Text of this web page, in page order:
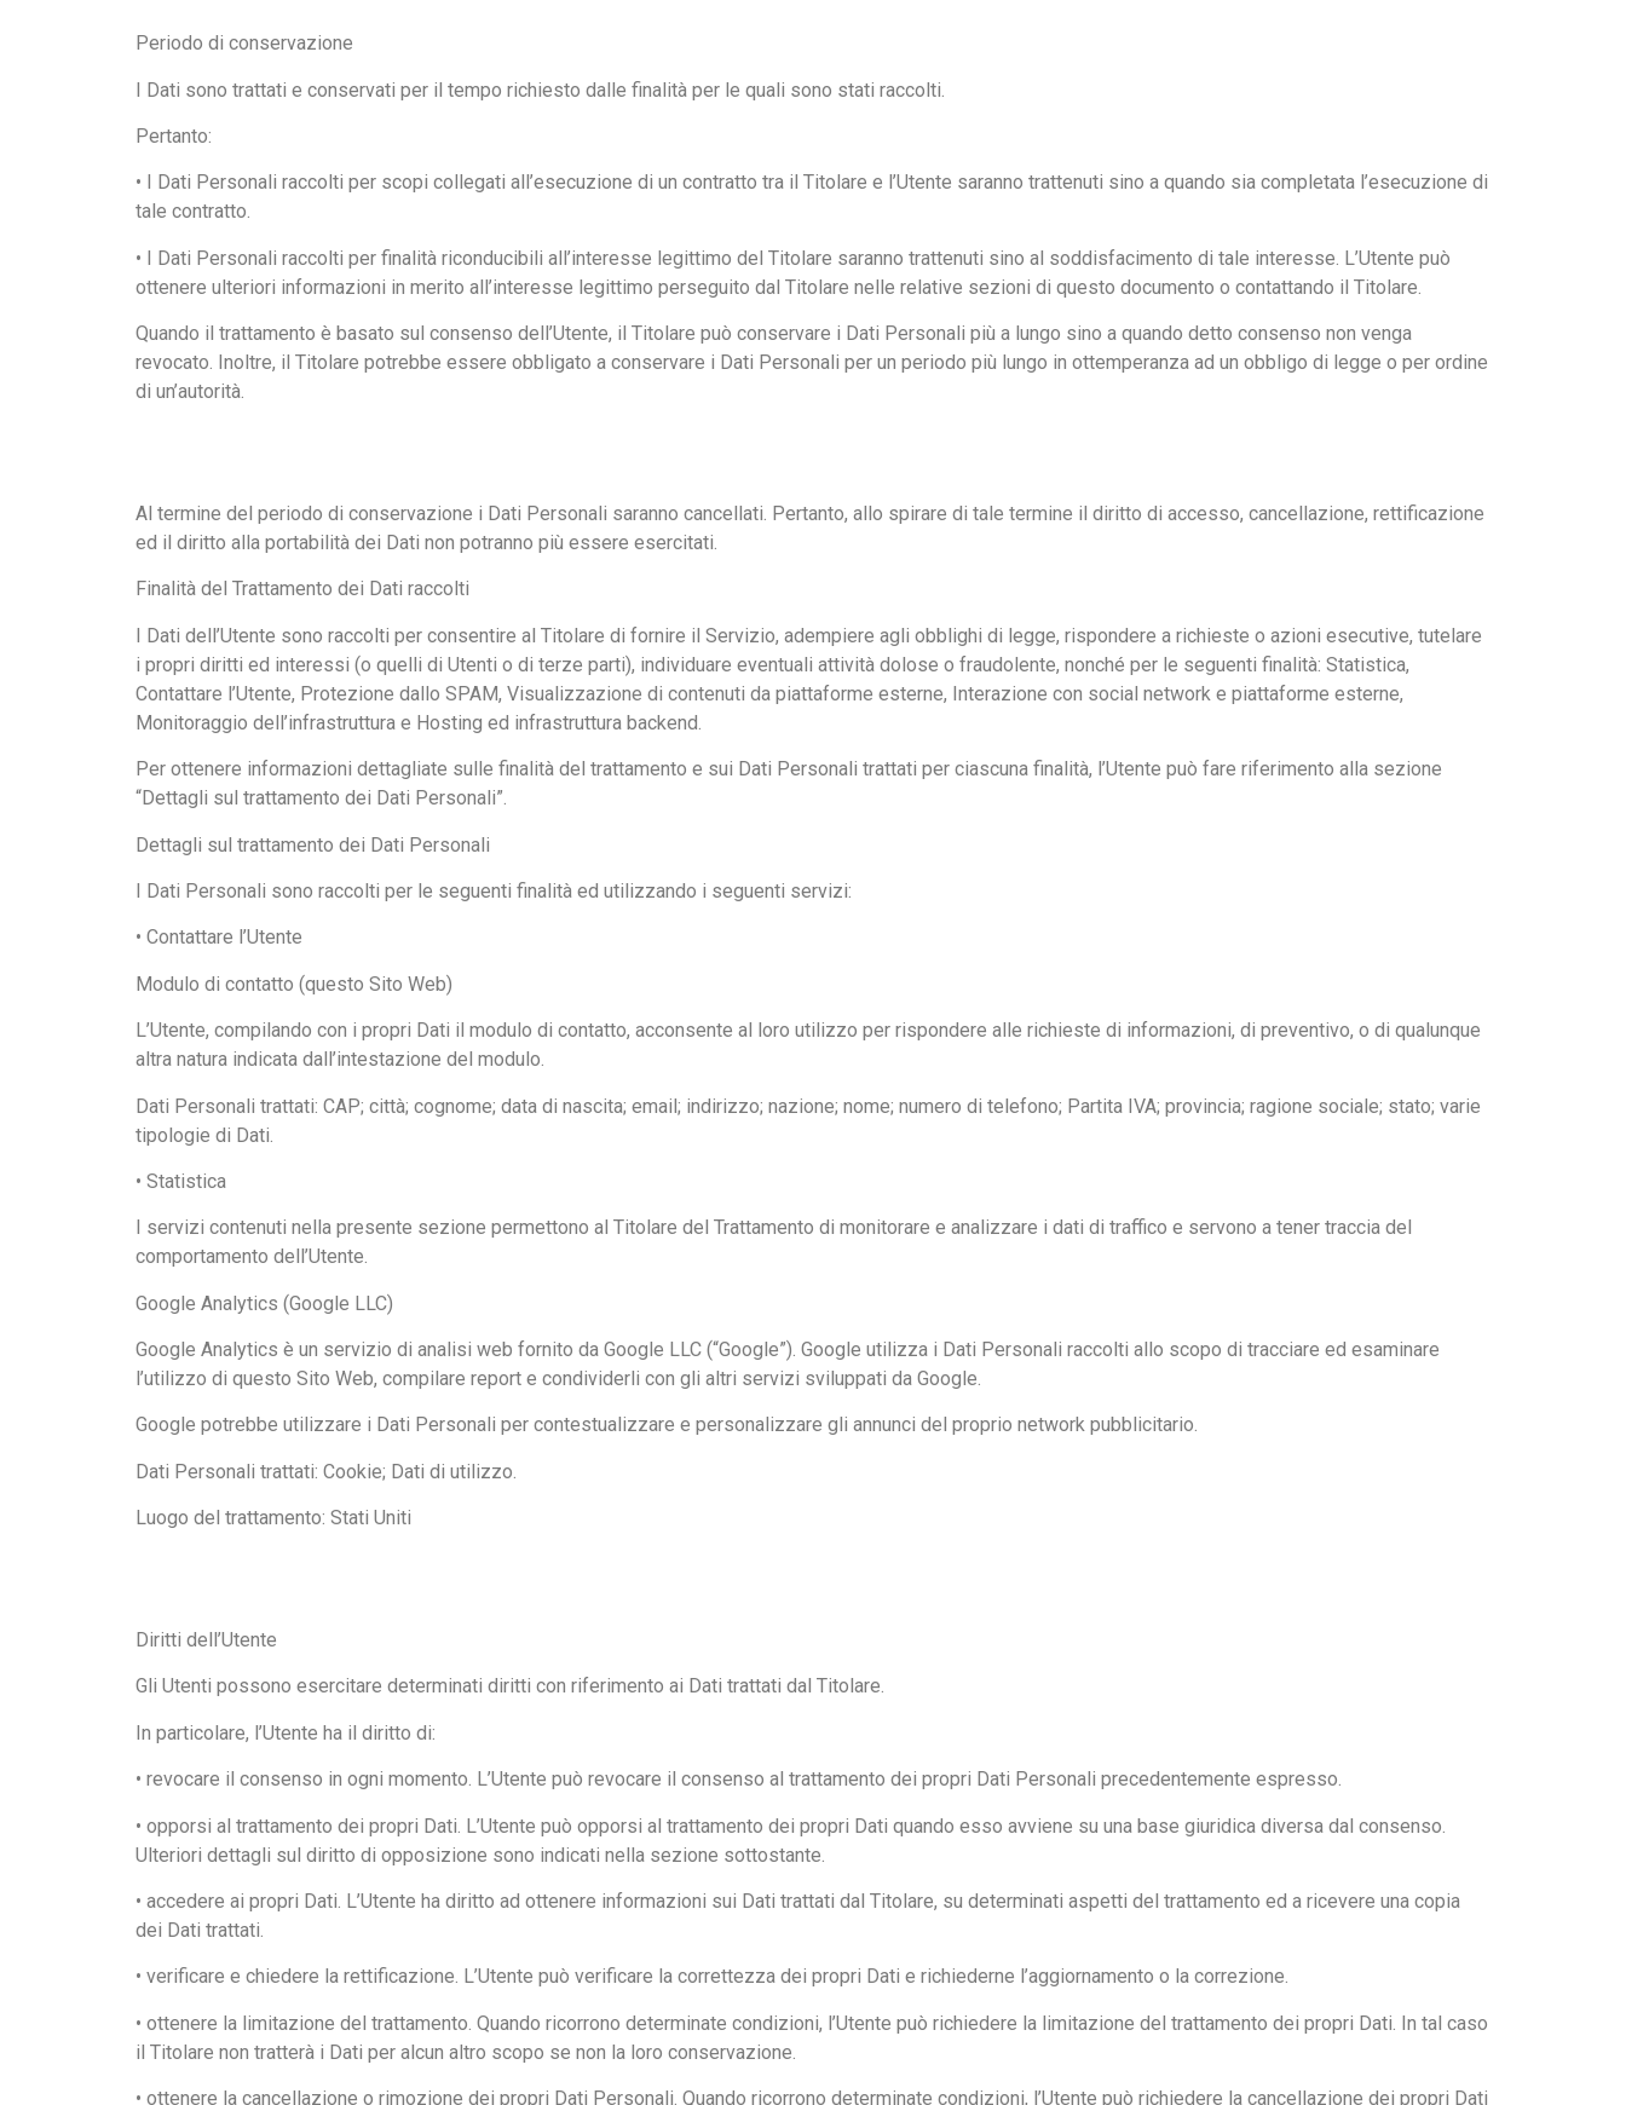
Periodo di conservazione
I Dati sono trattati e conservati per il tempo richiesto dalle finalità per le quali sono stati raccolti.
Pertanto:
• I Dati Personali raccolti per scopi collegati all’esecuzione di un contratto tra il Titolare e l’Utente saranno trattenuti sino a quando sia completata l’esecuzione di
tale contratto.
• I Dati Personali raccolti per finalità riconducibili all’interesse legittimo del Titolare saranno trattenuti sino al soddisfacimento di tale interesse. L’Utente può
ottenere ulteriori informazioni in merito all’interesse legittimo perseguito dal Titolare nelle relative sezioni di questo documento o contattando il Titolare.
Quando il trattamento è basato sul consenso dell’Utente, il Titolare può conservare i Dati Personali più a lungo sino a quando detto consenso non venga
revocato. Inoltre, il Titolare potrebbe essere obbligato a conservare i Dati Personali per un periodo più lungo in ottemperanza ad un obbligo di legge o per ordine
di un’autorità.
Al termine del periodo di conservazione i Dati Personali saranno cancellati. Pertanto, allo spirare di tale termine il diritto di accesso, cancellazione, rettificazione
ed il diritto alla portabilità dei Dati non potranno più essere esercitati.
Finalità del Trattamento dei Dati raccolti
I Dati dell’Utente sono raccolti per consentire al Titolare di fornire il Servizio, adempiere agli obblighi di legge, rispondere a richieste o azioni esecutive, tutelare
i propri diritti ed interessi (o quelli di Utenti o di terze parti), individuare eventuali attività dolose o fraudolente, nonché per le seguenti finalità: Statistica,
Contattare l’Utente, Protezione dallo SPAM, Visualizzazione di contenuti da piattaforme esterne, Interazione con social network e piattaforme esterne,
Monitoraggio dell’infrastruttura e Hosting ed infrastruttura backend.
Per ottenere informazioni dettagliate sulle finalità del trattamento e sui Dati Personali trattati per ciascuna finalità, l’Utente può fare riferimento alla sezione
“Dettagli sul trattamento dei Dati Personali”.
Dettagli sul trattamento dei Dati Personali
I Dati Personali sono raccolti per le seguenti finalità ed utilizzando i seguenti servizi:
• Contattare l’Utente
Modulo di contatto (questo Sito Web)
L’Utente, compilando con i propri Dati il modulo di contatto, acconsente al loro utilizzo per rispondere alle richieste di informazioni, di preventivo, o di qualunque
altra natura indicata dall’intestazione del modulo.
Dati Personali trattati: CAP; città; cognome; data di nascita; email; indirizzo; nazione; nome; numero di telefono; Partita IVA; provincia; ragione sociale; stato; varie
tipologie di Dati.
• Statistica
I servizi contenuti nella presente sezione permettono al Titolare del Trattamento di monitorare e analizzare i dati di traffico e servono a tener traccia del
comportamento dell’Utente.
Google Analytics (Google LLC)
Google Analytics è un servizio di analisi web fornito da Google LLC (“Google”). Google utilizza i Dati Personali raccolti allo scopo di tracciare ed esaminare
l’utilizzo di questo Sito Web, compilare report e condividerli con gli altri servizi sviluppati da Google.
Google potrebbe utilizzare i Dati Personali per contestualizzare e personalizzare gli annunci del proprio network pubblicitario.
Dati Personali trattati: Cookie; Dati di utilizzo.
Luogo del trattamento: Stati Uniti
Diritti dell’Utente
Gli Utenti possono esercitare determinati diritti con riferimento ai Dati trattati dal Titolare.
In particolare, l’Utente ha il diritto di:
• revocare il consenso in ogni momento. L’Utente può revocare il consenso al trattamento dei propri Dati Personali precedentemente espresso.
• opporsi al trattamento dei propri Dati. L’Utente può opporsi al trattamento dei propri Dati quando esso avviene su una base giuridica diversa dal consenso.
Ulteriori dettagli sul diritto di opposizione sono indicati nella sezione sottostante.
• accedere ai propri Dati. L’Utente ha diritto ad ottenere informazioni sui Dati trattati dal Titolare, su determinati aspetti del trattamento ed a ricevere una copia
dei Dati trattati.
• verificare e chiedere la rettificazione. L’Utente può verificare la correttezza dei propri Dati e richiederne l’aggiornamento o la correzione.
• ottenere la limitazione del trattamento. Quando ricorrono determinate condizioni, l’Utente può richiedere la limitazione del trattamento dei propri Dati. In tal caso
il Titolare non tratterà i Dati per alcun altro scopo se non la loro conservazione.
• ottenere la cancellazione o rimozione dei propri Dati Personali. Quando ricorrono determinate condizioni, l’Utente può richiedere la cancellazione dei propri Dati